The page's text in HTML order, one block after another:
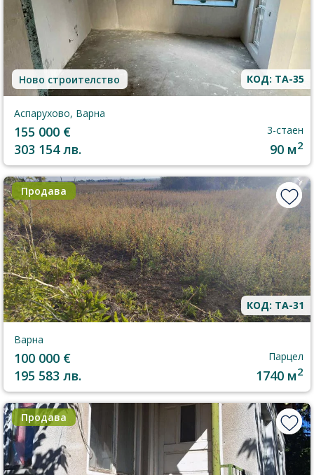
Ново строителство КОД: TA-35
Аспарухово, Варна
155 000 €
303 154 лв.
3-стаен
90 м2
Продава
КОД: TA-31
Варна
100 000 €
195 583 лв.
Парцел
1740 м2
Продава